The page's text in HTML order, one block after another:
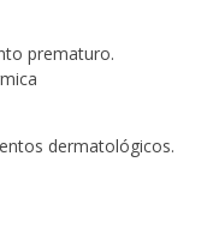
prematuro.
dermatológicos.